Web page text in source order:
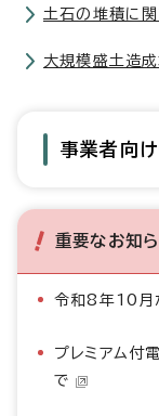
土石の堆積に
大規模盛土造成
事業者向
重要なお知
令和8年10月
プレミアム付
で